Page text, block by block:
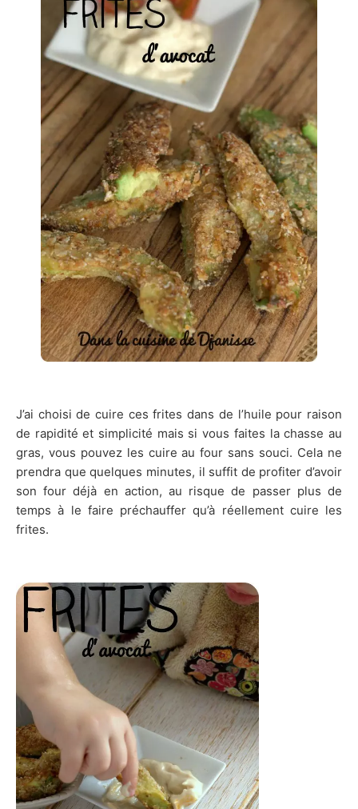
J’ai choisi de cuire ces frites dans de l’huile pour raison
de rapidité et simplicité mais si vous faites la chasse au
gras, vous pouvez les cuire au four sans souci. Cela ne
prendra que quelques minutes, il suffit de profiter d’avoir
son four déjà en action, au risque de passer plus de
temps à le faire préchauffer qu’à réellement cuire les
frites.